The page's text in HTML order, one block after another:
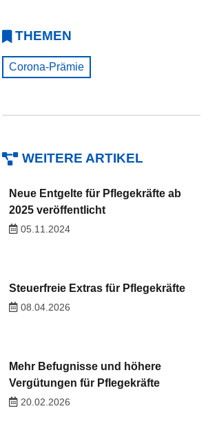
THEMEN
Corona-Prämie
WEITERE ARTIKEL
Neue Entgelte für Pflegekräfte ab
2025 veröffentlicht
05.11.2024
Steuerfreie Extras für Pflegekräfte
08.04.2026
Mehr Befugnisse und höhere
Vergütungen für Pflegekräfte
20.02.2026